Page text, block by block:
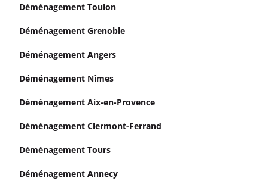
Déménagement Toulon
Déménagement Grenoble
Déménagement Angers
Déménagement Nîmes
Déménagement Aix-en-Provence
Déménagement Clermont-Ferrand
Déménagement Tours
Déménagement Annecy